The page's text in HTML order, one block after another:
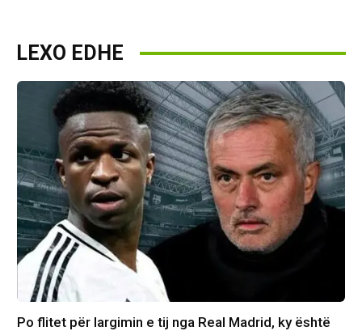
LEXO EDHE
Po flitet për largimin e tij nga Real Madrid, ky është